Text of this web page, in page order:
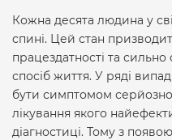
Кожна десята людина у
спині. Цей стан
працездатності та
спосіб життя. У ряді
бути симптомом
лікування якого
діагностиці. Тому з